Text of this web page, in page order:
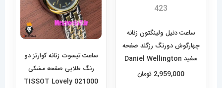
ساعت دنیل ولینگتون زنانه
چهارگوش دورنگ رزگلد صفحه
سفید Daniel Wellington
Quadro 423
2,959,000 تومان
ساعت تیسوت زنانه کوارتز دو
رنگ طلایی صفحه مشکی
021000 TISSOT Lovely